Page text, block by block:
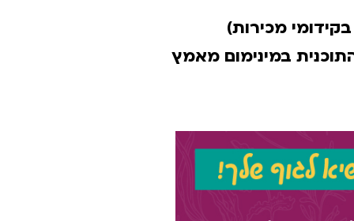
מכירות)
במינימום מאמץ